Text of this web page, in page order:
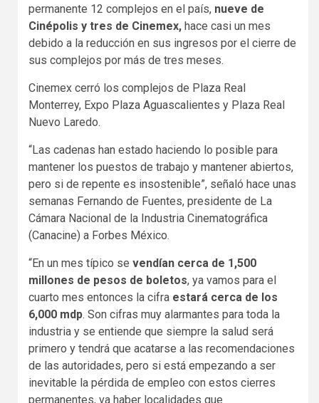
permanente 12 complejos en el país, nueve de
Cinépolis y tres de Cinemex, hace casi un mes
debido a la reducción en sus ingresos por el cierre de
sus complejos por más de tres meses.
Cinemex cerró los complejos de Plaza Real
Monterrey, Expo Plaza Aguascalientes y Plaza Real
Nuevo Laredo.
“Las cadenas han estado haciendo lo posible para
mantener los puestos de trabajo y mantener abiertos,
pero si de repente es insostenible”, señaló hace unas
semanas Fernando de Fuentes, presidente de La
Cámara Nacional de la Industria Cinematográfica
(Canacine) a Forbes México.
“En un mes típico se vendían cerca de 1,500
millones de pesos de boletos, ya vamos para el
cuarto mes entonces la cifra estará cerca de los
6,000 mdp. Son cifras muy alarmantes para toda la
industria y se entiende que siempre la salud será
primero y tendrá que acatarse a las recomendaciones
de las autoridades, pero si está empezando a ser
inevitable la pérdida de empleo con estos cierres
permanentes, va haber localidades que